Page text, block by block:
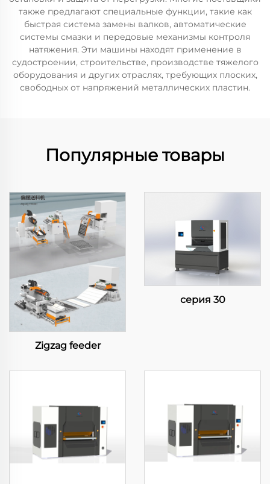
также предлагают специальные функции, такие как
быстрая система замены валков, автоматические
системы смазки и передовые механизмы контроля
натяжения. Эти машины находят применение в
судостроении, строительстве, производстве тяжелого
оборудования и других отраслях, требующих плоских,
свободных от напряжений металлических пластин.
Популярные товары
Zigzag feeder
серия 30